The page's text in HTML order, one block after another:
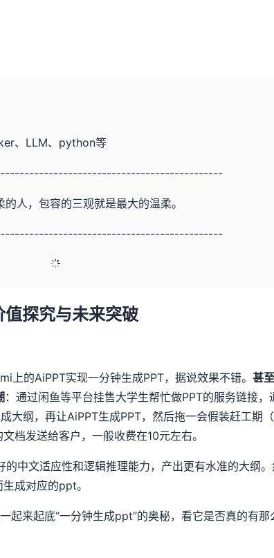
、LLM、python等
人，包容的三观就是最大的温柔。
探究与未来突破
的AiPPT实现一分钟生成PPT，据说效果不错。甚
：通过闲鱼等平台挂售大学生帮忙做PPT的服务链接，
大纲，再让AiPPT生成PPT，然后拖一会假装赶工期
档发送给客户，一般收费在10元左右。
文适应性和逻辑推理能力，产出更有水准的大纲。
成对应的ppt。
来起底“一分钟生成ppt”的奥秘，看它是否真的有那